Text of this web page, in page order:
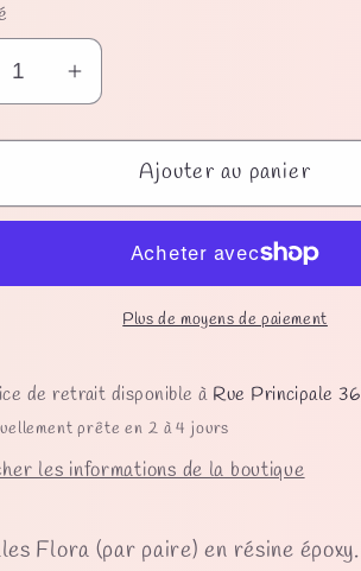
Augmenter
la
quantité
Pampilles
Ajouter au panier
Plus de moyens de paiement
de retrait disponible à Rue Principale 36
prête en 2 à 4 jours
les informations de la boutique
Flora (par paire) en résine époxy.